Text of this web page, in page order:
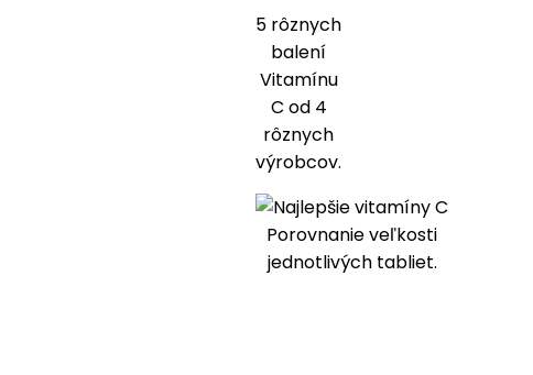
5 rôznych
balení
Vitamínu
C od 4
rôznych
výrobcov.
Porovnanie veľkosti
jednotlivých tabliet.